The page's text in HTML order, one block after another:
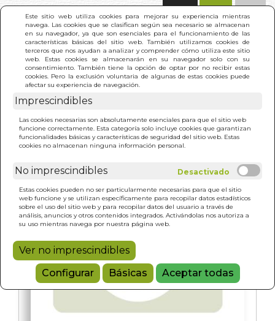
Este sitio web utiliza cookies para mejorar su experiencia mientras
navega. Las cookies que se clasifican según sea necesario se almacenan
en su navegador, ya que son esenciales para el funcionamiento de las
características básicas del sitio web. También utilizamos cookies de
terceros que nos ayudan a analizar y comprender cómo utiliza este sitio
web. Estas cookies se almacenarán en su navegador solo con su
consentimiento. También tiene la opción de optar por no recibir estas
cookies. Pero la exclusión voluntaria de algunas de estas cookies puede
afectar su experiencia de navegación.
Imprescindibles
Las cookies necesarias son absolutamente esenciales para que el sitio web
funcione correctamente. Esta categoría solo incluye cookies que garantizan
funcionalidades básicas y características de seguridad del sitio web. Estas
cookies no almacenan ninguna información personal.
No imprescindibles
Estas cookies pueden no ser particularmente necesarias para que el sitio
web funcione y se utilizan específicamente para recopilar datos estadísticos
sobre el uso del sitio web y para recopilar datos del usuario a través de
análisis, anuncios y otros contenidos integrados. Activándolas nos autoriza a
su uso mientras navega por nuestra página web.
Ver no imprescindibles
Configurar
Básicas Aceptar todas
INICIO >